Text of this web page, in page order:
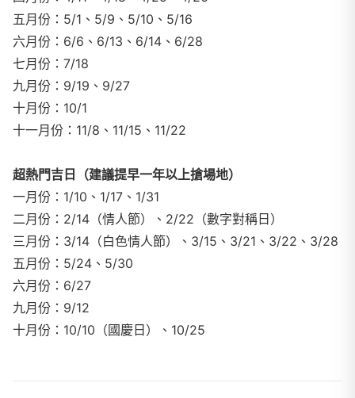
五月份：5/1、5/9、5/10、5/16
六月份：6/6、6/13、6/14、6/28
七月份：7/18
九月份：9/19、9/27
十月份：10/1
十一月份：11/8、11/15、11/22
超熱門吉日（建議提早一年以上搶場地）
一月份：1/10、1/17、1/31
二月份：2/14（情人節）、2/22（數字對稱日）
三月份：3/14（白色情人節）、3/15、3/21、3/22、3/28
五月份：5/24、5/30
六月份：6/27
九月份：9/12
十月份：10/10（國慶日）、10/25